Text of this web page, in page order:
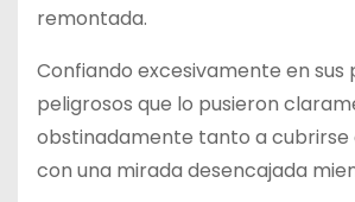
remontada.
Confiando excesivamente en sus
peligrosos que lo pusieron
obstinadamente tanto a cubrirse
con una mirada desencajada